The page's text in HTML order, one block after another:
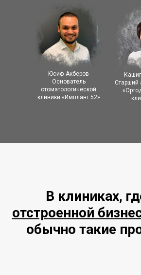
Юсиф Акберов
Основатель
стоматологической
клиники «Имплант 52»
Старший
В клиниках,
отстроенной
обычно такие